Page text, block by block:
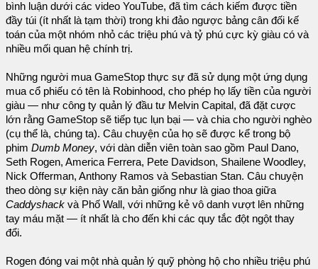
bình luận dưới các video YouTube, đã tìm cách kiếm được tiền
đầy túi (ít nhất là tạm thời) trong khi đảo ngược bảng cân đối kế
toán của một nhóm nhỏ các triệu phú và tỷ phú cực kỳ giàu có và
nhiều mối quan hệ chính trị.
Những người mua GameStop thực sự đã sử dụng một ứng dụng
mua cổ phiếu có tên là Robinhood, cho phép họ lấy tiền của người
giàu — như công ty quản lý đầu tư Melvin Capital, đã đặt cược
lớn rằng GameStop sẽ tiếp tục lụn bại — và chia cho người nghèo
(cụ thể là, chúng ta). Câu chuyện của họ sẽ được kể trong bộ
phim Dumb Money, với dàn diễn viên toàn sao gồm Paul Dano,
Seth Rogen, America Ferrera, Pete Davidson, Shailene Woodley,
Nick Offerman, Anthony Ramos và Sebastian Stan. Câu chuyện
theo dòng sự kiện này căn bản giống như là giao thoa giữa
Caddyshack và Phố Wall, với những kẻ vô danh vượt lên những
tay máu mặt — ít nhất là cho đến khi các quy tắc đột ngột thay
đổi.
Rogen đóng vai một nhà quản lý quỹ phòng hộ cho nhiều triệu phú